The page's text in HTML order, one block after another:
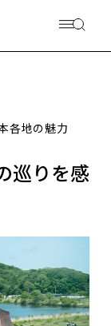
各地の魅力
巡りを感